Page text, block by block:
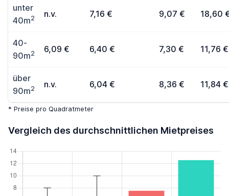
unter
40m2 n.v. 7,16 € 9,07 € 18,60
40-
90m2 6,09 € 6,40 € 7,30 € 11,76 €
über
90m2 n.v. 6,04 € 8,36 € 11,84 €
* Preise pro Quadratmeter
Vergleich des durchschnittlichen Mietpreises